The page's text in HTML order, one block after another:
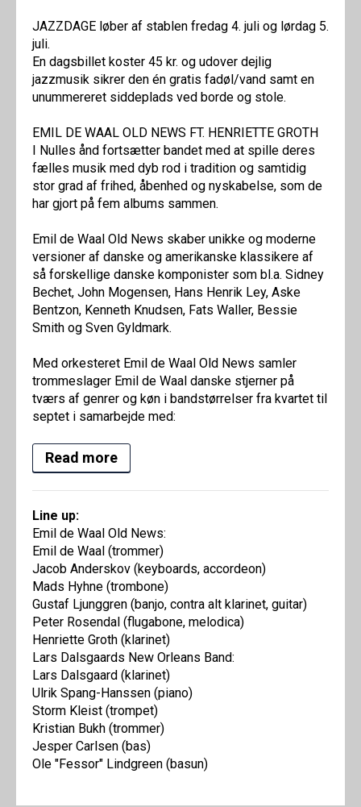
JAZZDAGE løber af stablen fredag 4. juli og lørdag 5.
juli.
En dagsbillet koster 45 kr. og udover dejlig
jazzmusik sikrer den én gratis fadøl/vand samt en
unummereret siddeplads ved borde og stole.
EMIL DE WAAL OLD NEWS FT. HENRIETTE GROTH
I Nulles ånd fortsætter bandet med at spille deres
fælles musik med dyb rod i tradition og samtidig
stor grad af frihed, åbenhed og nyskabelse, som de
har gjort på fem albums sammen.
Emil de Waal Old News skaber unikke og moderne
versioner af danske og amerikanske klassikere af
så forskellige danske komponister som bl.a. Sidney
Bechet, John Mogensen, Hans Henrik Ley, Aske
Bentzon, Kenneth Knudsen, Fats Waller, Bessie
Smith og Sven Gyldmark.
Med orkesteret Emil de Waal Old News samler
trommeslager Emil de Waal danske stjerner på
tværs af genrer og køn i bandstørrelser fra kvartet til
septet i samarbejde med:
Read more
Line up:
Emil de Waal Old News:
Emil de Waal (trommer)
Jacob Anderskov (keyboards, accordeon)
Mads Hyhne (trombone)
Gustaf Ljunggren (banjo, contra alt klarinet, guitar)
Peter Rosendal (flugabone, melodica)
Henriette Groth (klarinet)
Lars Dalsgaards New Orleans Band:
Lars Dalsgaard (klarinet)
Ulrik Spang-Hanssen (piano)
Storm Kleist (trompet)
Kristian Bukh (trommer)
Jesper Carlsen (bas)
Ole "Fessor" Lindgreen (basun)